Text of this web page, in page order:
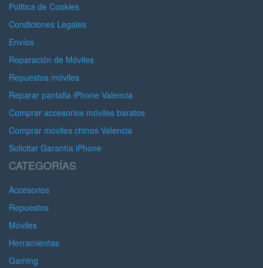
Politica de Cookies
Condiciones Legales
Envíos
Reparación de Móviles
Repuestos móviles
Reparar pantalla iPhone Valencia
Comprar accesorios móviles baratos
Comprar móviles chinos Valencia
Solicitar Garantía iPhone
CATEGORÍAS
Accesorios
Repuestos
Móviles
Herramientas
Gaming